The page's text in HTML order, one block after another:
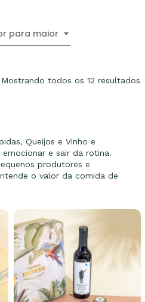
para maior
Mostrando todos os 12 resultados
Queijos e Vinho e
emocionar e sair da rotina.
produtores e
o valor da comida de